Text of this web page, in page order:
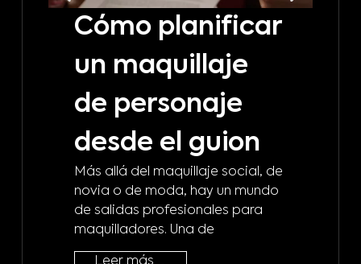
Cómo planificar
un maquillaje
de personaje
desde el guion
Más allá del maquillaje social, de
novia o de moda, hay un mundo
de salidas profesionales para
maquilladores. Una de